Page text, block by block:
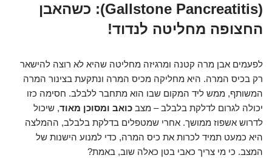
(Gallstone Pancreatitis): כשהאבן
החצופה מחליטה לנדוד!
לפעמים אבן מרה קטנה ומרגיזה מחליטה שהיא לא רוצה להישאר
רק בכיס המרה. היא מחליקה מכיס המרה ונתקעת בצינור המרה
המשותף, ממש ליד המקום שבו הוא מתחבר ללבלב. חסימה כזו
יכולה לגרום לדלקת בלבלב – מצב כואב ומסוכן מאוד, שיכול
לדרוש אשפוז ממושך. אחרי שמטפלים בדלקת בלבלב, ההמלצה
היא כמעט תמיד לכרות את כיס המרה, כדי למנוע הישנות של
המצב. כי מי צריך כאבי בטן כאלה שוב, באמת?